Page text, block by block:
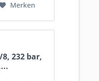
Merken
232 bar,